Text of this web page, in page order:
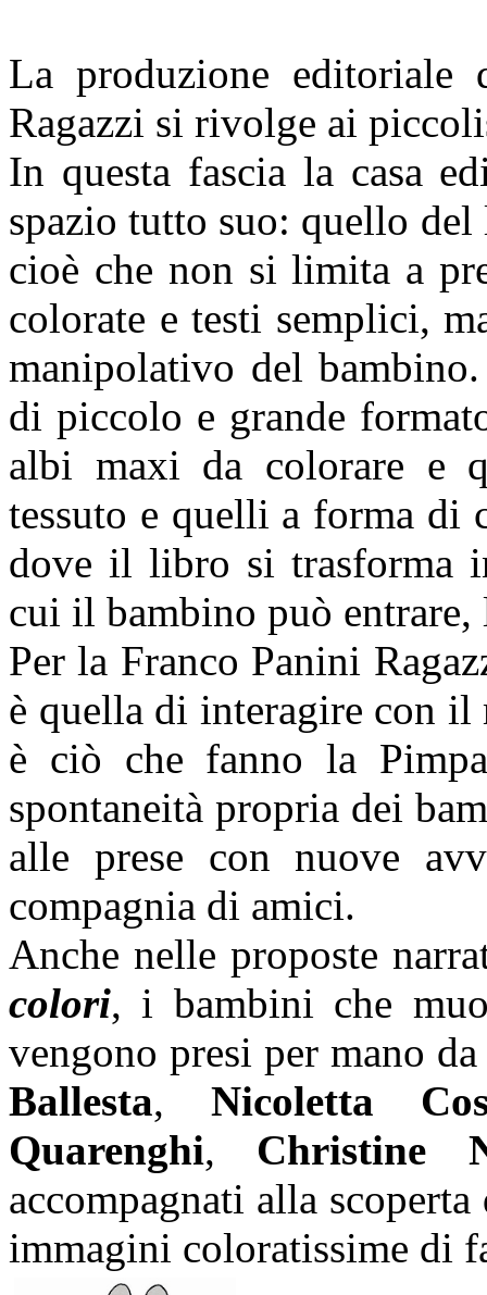
La produzione editoriale
Ragazzi si rivolge ai
In questa fascia la casa
spazio tutto suo: quello
cioè che non si limita a
colorate e testi semplici,
manipolativo del
di piccolo e grande
albi maxi da colorare
tessuto e quelli a forma di
dove il libro si trasforma
cui il bambino può entrare,
Per la Franco Panini
è quella di interagire con
è ciò che fanno la
spontaneità propria dei
alle prese con nuove
compagnia di amici.
Anche nelle proposte
colori, i bambini che
vengono presi per mano
Ballesta, Nicoletta
Quarenghi, Christine
accompagnati alla
immagini coloratissime di